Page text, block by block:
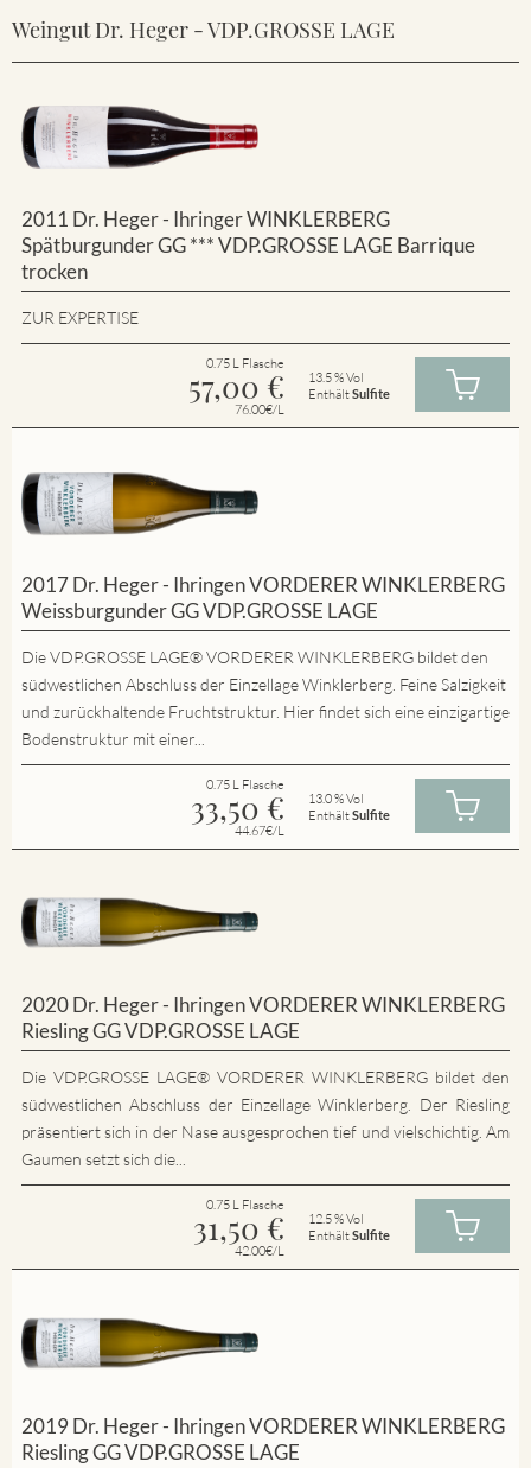
Weingut Dr. Heger - VDP.GROSSE LAGE
2011 Dr. Heger - Ihringer WINKLERBERG
Spätburgunder GG *** VDP.GROSSE LAGE Barrique
trocken
ZUR EXPERTISE
0.75 L Flasche
57,00 €
76.00€/L
13.5 % Vol
EnthältSulfite
2017 Dr. Heger - Ihringen VORDERER WINKLERBERG
Weissburgunder GG VDP.GROSSE LAGE
Die VDP.GROSSE LAGE® VORDERER WINKLERBERG bildet den
südwestlichen Abschluss der Einzellage Winklerberg. Feine Salzigkeit
und zurückhaltende Fruchtstruktur. Hier findet sich eine einzigartige
Bodenstruktur mit einer...
0.75 L Flasche
33,50 €
44.67€/L
13.0 % Vol
EnthältSulfite
2020 Dr. Heger - Ihringen VORDERER WINKLERBERG
Riesling GG VDP.GROSSE LAGE
Die VDP.GROSSE LAGE® VORDERER WINKLERBERG bildet den
südwestlichen Abschluss der Einzellage Winklerberg. Der Riesling
präsentiert sich in der Nase ausgesprochen tief und vielschichtig. Am
Gaumen setzt sich die...
0.75 L Flasche
31,50 €
42.00€/L
12.5 % Vol
EnthältSulfite
2019 Dr. Heger - Ihringen VORDERER WINKLERBERG
Riesling GG VDP.GROSSE LAGE